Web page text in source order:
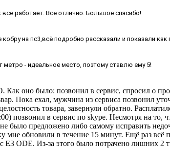
всё работает. Всё отлично. Большое спасибо!
на пс3,всё подробно рассказали и показали как
метро - идеальное место, поэтому ставлю ему 5!
Как оно было: позвонил в сервис, спросил о
Пока ехал, мужчина из сервиса позвонил
товара, завернули обратно.
позвонил в сервис по skype. Несмотря на то,
было предложено либо самому исправить
обновили в течение 15 минут. Ещё раз всё
ODE. Из-за этого было потрачено лишних 2